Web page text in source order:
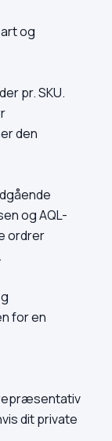
og
pr. SKU.
den
og AQL-
ordrer
for en
dit private